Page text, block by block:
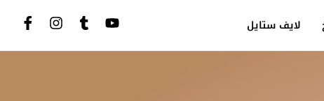
لايف ستايل